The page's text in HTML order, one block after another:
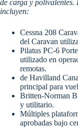
de carga y
incluyen:
Cessna 208
del Caravan
Pilatus PC-6
utilizado en
remotas.
de Havilland
principal para
Britten-Norman
y utilitario.
Múltiples
aprobadas bajo